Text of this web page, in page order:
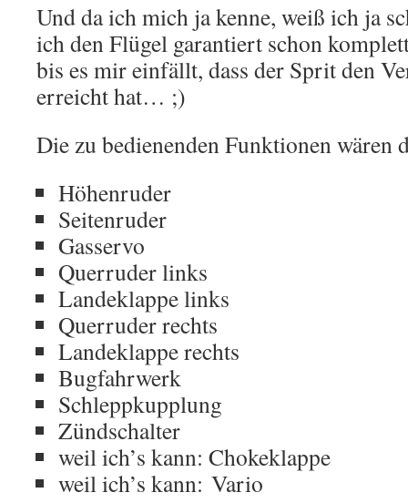
Und da ich mich ja kenne, weiß ich ja
ich den Flügel garantiert schon
bis es mir einfällt, dass der Sprit den
erreicht hat… ;)
Die zu bedienenden Funktionen wären
Höhenruder
Seitenruder
Gasservo
Querruder links
Landeklappe links
Querruder rechts
Landeklappe rechts
Bugfahrwerk
Schleppkupplung
Zündschalter
weil ich’s kann: Chokeklappe
weil ich’s kann: Vario